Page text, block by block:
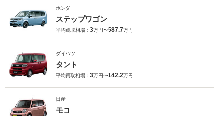
ホンダ
ステップワゴン
平均買取相場： 3万円〜587.7万円
ダイハツ
タント
平均買取相場： 3万円〜142.2万円
日産
モコ